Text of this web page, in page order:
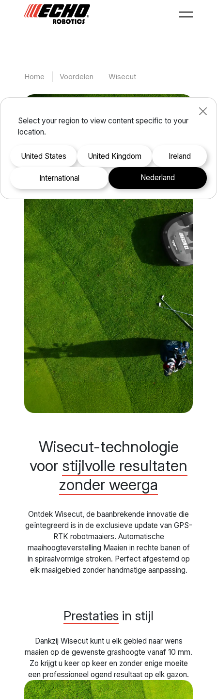
Home Voordelen Wisecut
Wisecut-technologie
voor stijlvolle resultaten
zonder weerga
Ontdek Wisecut, de baanbrekende innovatie die
geïntegreerd is in de exclusieve update van GPS-
RTK robotmaaiers. Automatische
maaihoogteverstelling Maaien in rechte banen of
in spiraalvormige stroken. Perfect afgestemd op
elk maaigebied zonder handmatige aanpassing.
Prestaties in stijl
Dankzij Wisecut kunt u elk gebied naar wens
maaien op de gewenste grashoogte vanaf 10 mm.
Zo krijgt u keer op keer en zonder enige moeite
een professioneel ogend resultaat op elk gazon.
Select your region to view content specific to your
location.
United States United Kingdom Ireland
international Nederland